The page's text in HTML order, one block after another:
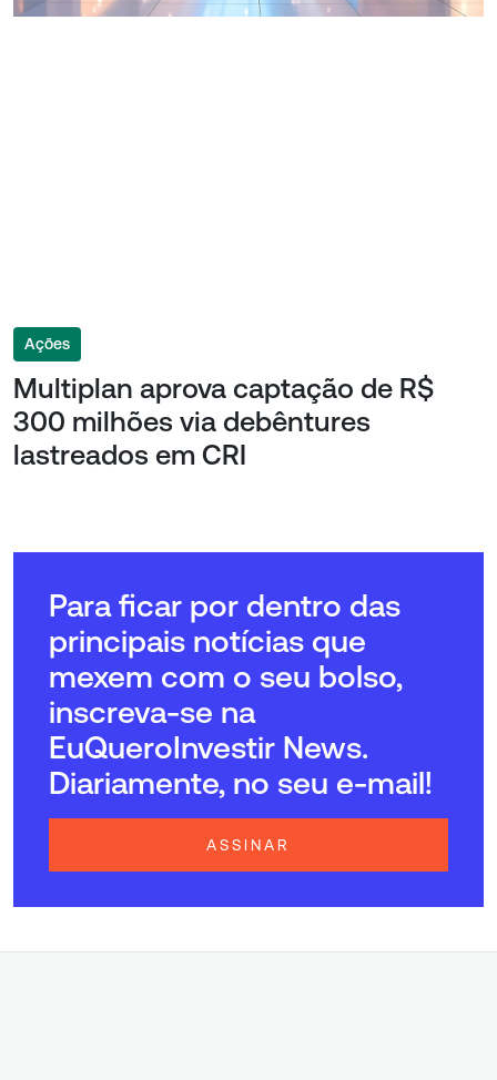
Ações
Multiplan aprova captação de R$
300 milhões via debêntures
lastreados em CRI
Para ficar por dentro das
principais notícias que
mexem com o seu bolso,
inscreva-se na
EuQueroInvestir News.
Diariamente, no seu e-mail!
ASSINAR